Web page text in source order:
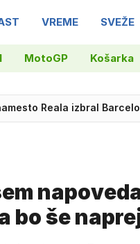
VREME SVEŽE
MotoGP Košarka
Reala izbral
bo še